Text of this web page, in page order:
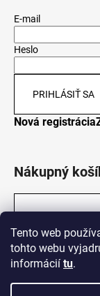
Tento web
tohto webu
informácií tu.
E-mail
Heslo
PRIHLÁSIŤ SA
Nová registrácia
Nákupný